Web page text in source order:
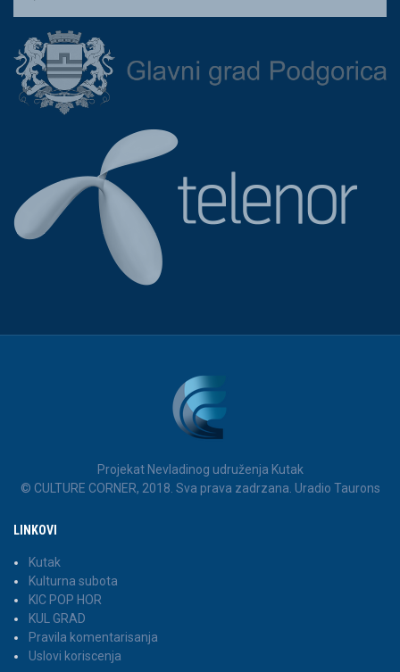
Projekat Nevladinog udruženja Kutak
© CULTURE CORNER, 2018. Sva prava zadrzana. Uradio Taurons
LINKOVI
Kutak
Kulturna subota
KIC POP HOR
KUL GRAD
Pravila komentarisanja
Uslovi koriscenja